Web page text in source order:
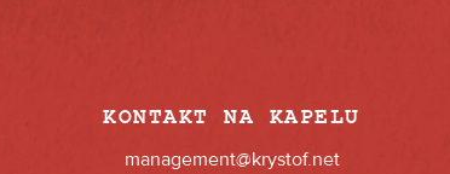
KONTAKT NA KAPELU
management@krystof.net